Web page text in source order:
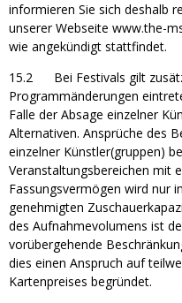
informieren Sie sich deshalb
unserer Webseite www.the-
wie angekündigt stattfindet.
15.2 Bei Festivals gilt
Programmänderungen
Falle der Absage einzelner
Alternativen. Ansprüche des
einzelner Künstler(gruppen)
Veranstaltungsbereichen mit
Fassungsvermögen wird nur
genehmigten
des Aufnahmevolumens ist
vorübergehende
dies einen Anspruch auf
Kartenpreises begründet.